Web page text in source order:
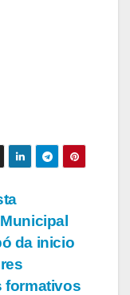
da inicio
formativos